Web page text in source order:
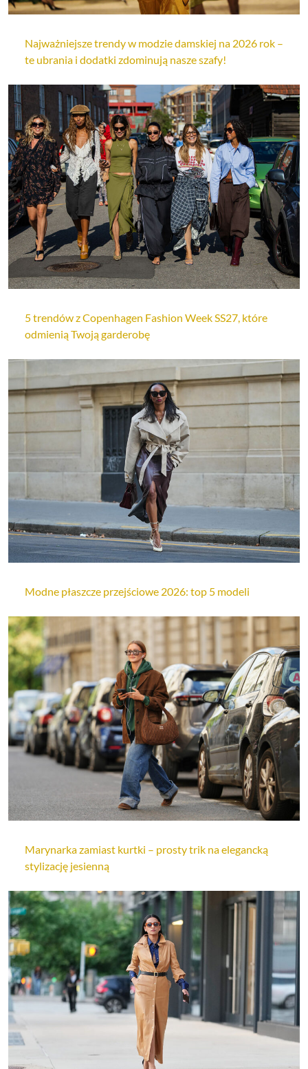
Najważniejsze trendy w modzie damskiej na 2026 rok –
te ubrania i dodatki zdominują nasze szafy!
5 trendów z Copenhagen Fashion Week SS27, które
odmienią Twoją garderobę
Modne płaszcze przejściowe 2026: top 5 modeli
Marynarka zamiast kurtki – prosty trik na elegancką
stylizację jesienną